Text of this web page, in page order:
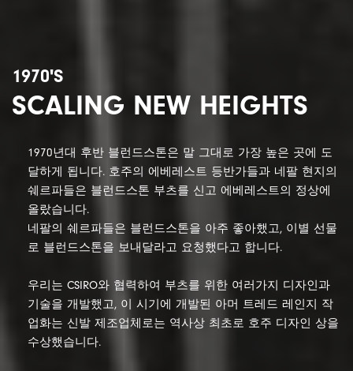
1970'S
SCALING NEW HEIGHTS
1970년대 후반 블런드스톤은 말 그대로 가장 높은 곳에 도
달하게 됩니다. 호주의 에베레스트 등반가들과 네팔 현지의
쉐르파들은 블런드스톤 부츠를 신고 에베레스트의 정상에
올랐습니다.
네팔의 쉐르파들은 블런드스톤을 아주 좋아했고, 이별 선물
로 블런드스톤을 보내달라고 요청했다고 합니다.
우리는 CSIRO와 협력하여 부츠를 위한 여러가지 디자인과
기술을 개발했고, 이 시기에 개발된 아머 트레드 레인지 작
업화는 신발 제조업체로는 역사상 최초로 호주 디자인 상을
수상했습니다.